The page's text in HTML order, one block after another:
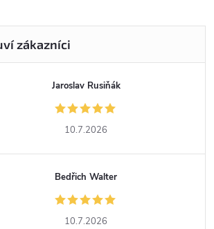
Jaroslav Rusiňák
10.7.2026
Bedřich Walter
10.7.2026